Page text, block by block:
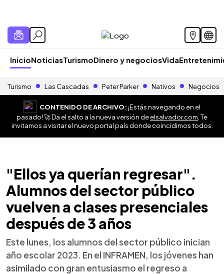
InicioNoticiasTurismoDinero y negociosVida
Turismo Las Cascadas Peter Parker Nativos Negocios
CONTENIDO DE ARCHIVO:¡Estás navegando en el
pasado! 🚀 Da el salto a la nueva versión deelsalvador.com . Te
invitamos a visitar el nuevo portal país donde coincidimos todos.
"Ellos ya querían regresar".
Alumnos del sector público
vuelven a clases presenciales
después de 3 años
Este lunes, los alumnos del sector público inician
año escolar 2023. En el INFRAMEN, los jóvenes han
asimilado con gran entusiasmo el regreso a